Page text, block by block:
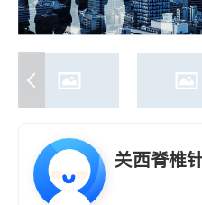
关西脊椎